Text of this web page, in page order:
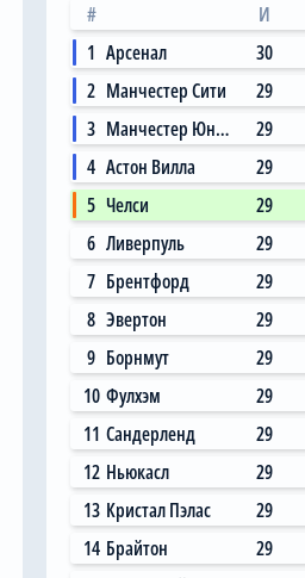
# И
1 Арсенал 30
2 Манчестер Сити 29
3
Манчестер Юнайтед 29
4 Астон Вилла 29
5 Челси 29
6 Ливерпуль 29
7 Брентфорд 29
8 Эвертон 29
9 Борнмут 29
10 Фулхэм 29
11 Сандерленд 29
12 Ньюкасл 29
13 Кристал Пэлас 29
14 Брайтон 29